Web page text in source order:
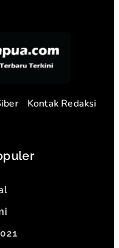
Kontak Redaksi